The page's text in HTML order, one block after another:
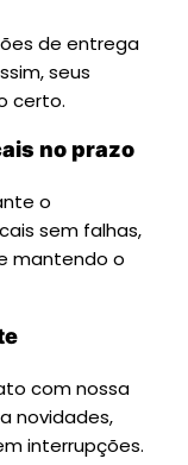
de entrega
seus
certo.
no prazo
o
sem falhas,
mantendo o
com nossa
novidades,
interrupções.